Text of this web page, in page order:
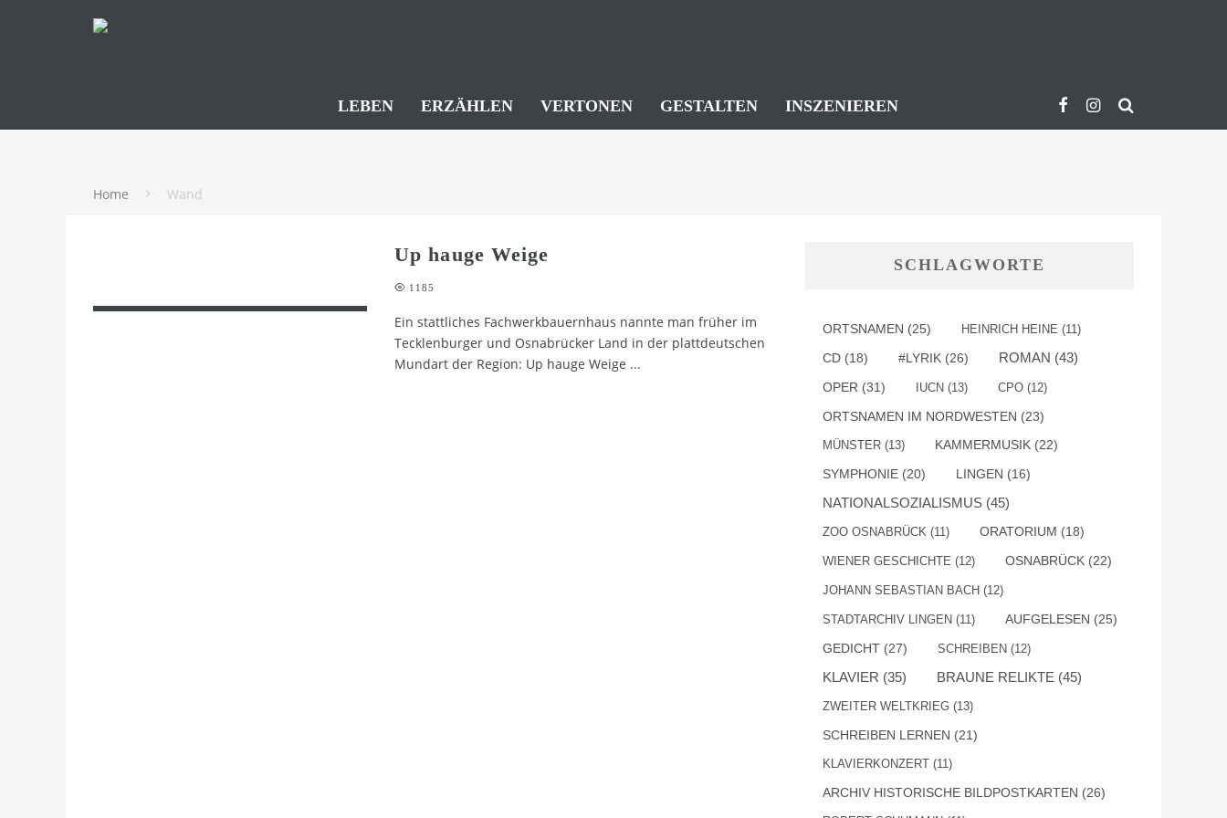
LEBEN ERZÄHLEN VERTONEN GESTALTEN INSZENIEREN
Home Wand
Up hauge Weige
1185
Ein stattliches Fachwerkbauernhaus nannte man früher im
Tecklenburger und Osnabrücker Land in der plattdeutschen
Mundart der Region: Up hauge Weige ...
SCHLAGWORTE
ORTSNAMEN (25) HEINRICH HEINE (11)
CD (18) #LYRIK (26) ROMAN (43)
OPER (31) IUCN (13) CPO (12)
ORTSNAMEN IM NORDWESTEN (23)
MÜNSTER (13) KAMMERMUSIK (22)
SYMPHONIE (20) LINGEN (16)
NATIONALSOZIALISMUS (45)
ZOO OSNABRÜCK (11) ORATORIUM (18)
WIENER GESCHICHTE (12) OSNABRÜCK (22)
JOHANN SEBASTIAN BACH (12)
STADTARCHIV LINGEN (11) AUFGELESEN (25)
GEDICHT (27) SCHREIBEN (12)
KLAVIER (35) BRAUNE RELIKTE (45)
ZWEITER WELTKRIEG (13)
SCHREIBEN LERNEN (21)
KLAVIERKONZERT (11)
ARCHIV HISTORISCHE BILDPOSTKARTEN (26)